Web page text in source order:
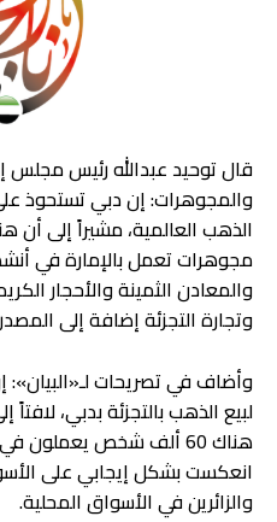
قال توحيد عبدالله رئيس
مجوهرات تعمل بالإمارة في
والمعادن الثمينة والأحجار
وتجارة التجزئة إضافة إلى
لبيع الذهب بالتجزئة بدبي، لافتاً
هناك 60 ألف شخص يعملون
انعكست بشكل إيجابي على
والزائرين في الأسواق المحلية.